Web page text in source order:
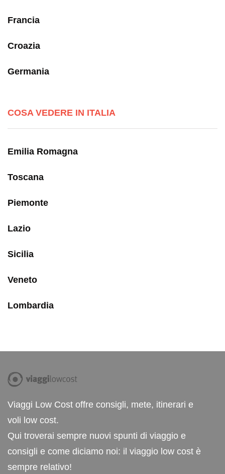
Francia
Croazia
Germania
COSA VEDERE IN ITALIA
Emilia Romagna
Toscana
Piemonte
Lazio
Sicilia
Veneto
Lombardia
Viaggi Low Cost offre consigli, mete, itinerari e
voli low cost.
Qui troverai sempre nuovi spunti di viaggio e
consigli e come diciamo noi: il viaggio low cost è
sempre relativo!